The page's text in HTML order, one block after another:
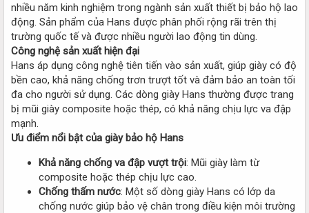
nhiều năm kinh nghiệm trong ngành sản xuất thiết bị bảo hộ lao
động. Sản phẩm của Hans được phân phối rộng rãi trên thị
trường quốc tế và được nhiều người lao động tin dùng.
Công nghệ sản xuất hiện đại
Hans áp dụng công nghệ tiên tiến vào sản xuất, giúp giày có độ
bền cao, khả năng chống trơn trượt tốt và đảm bảo an toàn tối
đa cho người sử dụng. Các dòng giày Hans thường được trang
bị mũi giày composite hoặc thép, có khả năng chịu lực va đập
mạnh.
Ưu điểm nổi bật của giày bảo hộ Hans
Khả năng chống va đập vượt trội: Mũi giày làm từ
composite hoặc thép chịu lực cao.
Chống thấm nước: Một số dòng giày Hans có lớp da
chống nước giúp bảo vệ chân trong điều kiện môi trường